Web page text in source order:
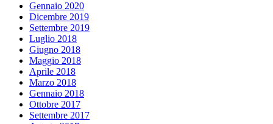
Gennaio 2020
Dicembre 2019
Settembre 2019
Luglio 2018
Giugno 2018
Maggio 2018
Aprile 2018
Marzo 2018
Gennaio 2018
Ottobre 2017
Settembre 2017